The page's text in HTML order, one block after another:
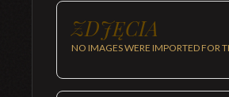
ZDJĘCIA
NO IMAGES WERE IMPORTED FOR